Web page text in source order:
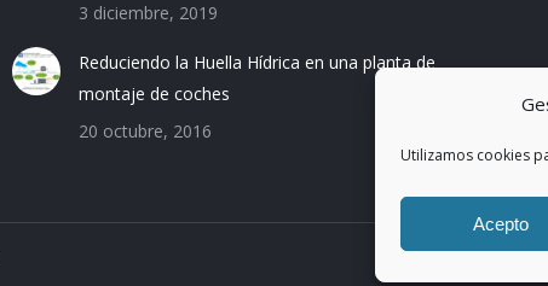
Utilizamos cookies
Acepto
3 diciembre, 2019
Reduciendo la Huella Hídrica en una planta de
montaje de coches
20 octubre, 2016
Aviso